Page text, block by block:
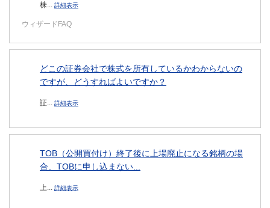
株... 詳細表示
ウィザードFAQ
どこの証券会社で株式を所有しているかわからないの
ですが、どうすればよいですか？
証... 詳細表示
TOB（公開買付け）終了後に上場廃止になる銘柄の場
合、TOBに申し込まない...
上... 詳細表示